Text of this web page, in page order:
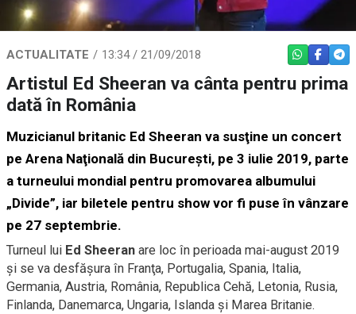
ACTUALITATE 13:34 / 21/09/2018 WHATSAPP
Artistul Ed Sheeran va cânta pentru prima
dată în România
Muzicianul britanic Ed Sheeran va susţine un concert
pe Arena Naţională din Bucureşti, pe 3 iulie 2019, parte
a turneului mondial pentru promovarea albumului
„Divide”, iar biletele pentru show vor fi puse în vânzare
pe 27 septembrie.
Turneul lui Ed Sheeran are loc în perioada mai-august 2019
şi se va desfăşura în Franţa, Portugalia, Spania, Italia,
Germania, Austria, România, Republica Cehă, Letonia, Rusia,
Finlanda, Danemarca, Ungaria, Islanda şi Marea Britanie.